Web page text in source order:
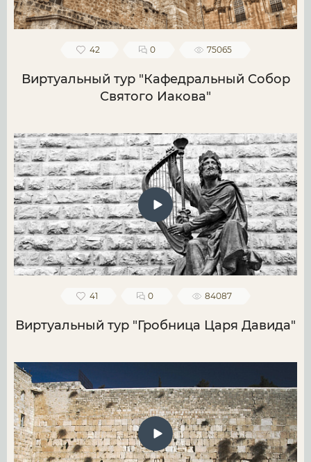
42 0 75065
Виртуальный тур "Кафедральный Собор
Святого Иакова"
41 0 84087
Виртуальный тур "Гробница Царя Давида"